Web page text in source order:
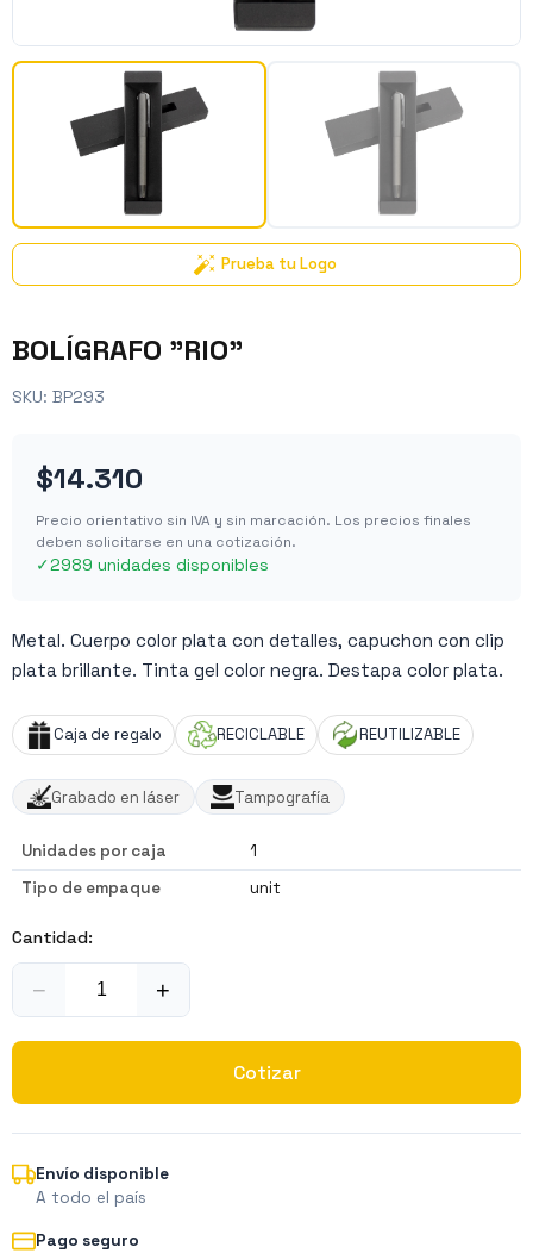
Prueba tu Logo
BOLÍGRAFO "RIO"
SKU: BP293
$14.310
Precio orientativo sin IVA y sin marcación. Los precios finales
deben solicitarse en una cotización.
✓2989 unidades disponibles
Metal. Cuerpo color plata con detalles, capuchon con clip
plata brillante. Tinta gel color negra. Destapa color plata.
Caja de regalo RECICLABLE REUTILIZABLE
Grabado en láser Tampografía
Unidades por caja
1
Tipo de empaque
unit
Cantidad:
− +
Cotizar
Envío disponible
A todo el país
Pago seguro